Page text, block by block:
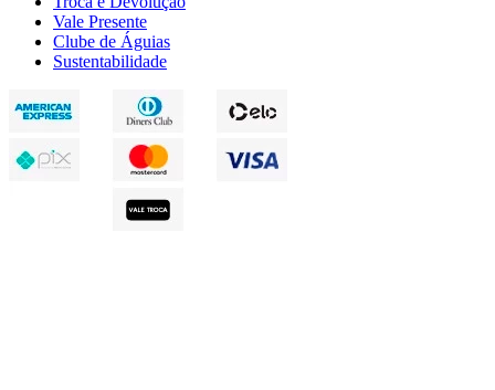
Vale Presente
Clube de Águias
Sustentabilidade